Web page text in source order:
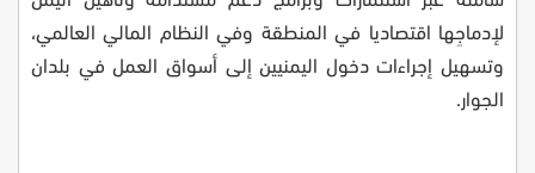
لإدماجِها اقتصاديا في المنطقة وفي النظام المالي العالمي،
وتسهيل إجراءات دخول اليمنيين إلى أسواق العمل في بلدان
الجوار.